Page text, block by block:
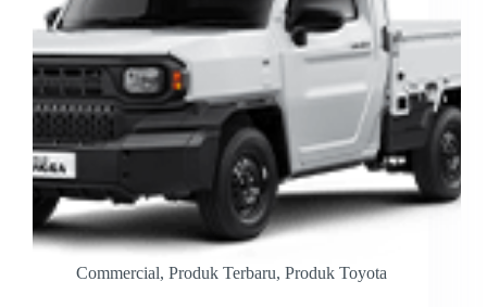
Commercial, Produk Terbaru, Produk Toyota